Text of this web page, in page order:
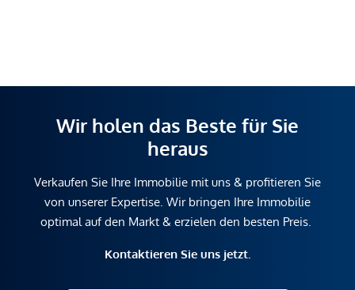
Wir holen das Beste für Sie
heraus
Verkaufen Sie Ihre Immobilie mit uns & profitieren Sie
von unserer Expertise. Wir bringen Ihre Immobilie
optimal auf den Markt & erzielen den besten Preis.
Kontaktieren Sie uns jetzt.